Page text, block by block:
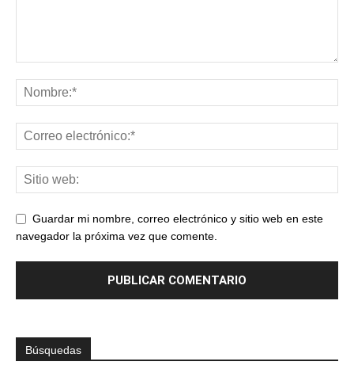
Guardar mi nombre, correo electrónico y sitio web en este
navegador la próxima vez que comente.
Búsquedas